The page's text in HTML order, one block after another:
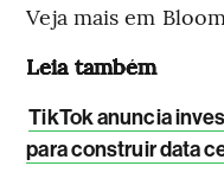
Veja mais em
Leia também
TikTok anuncia
para construir data